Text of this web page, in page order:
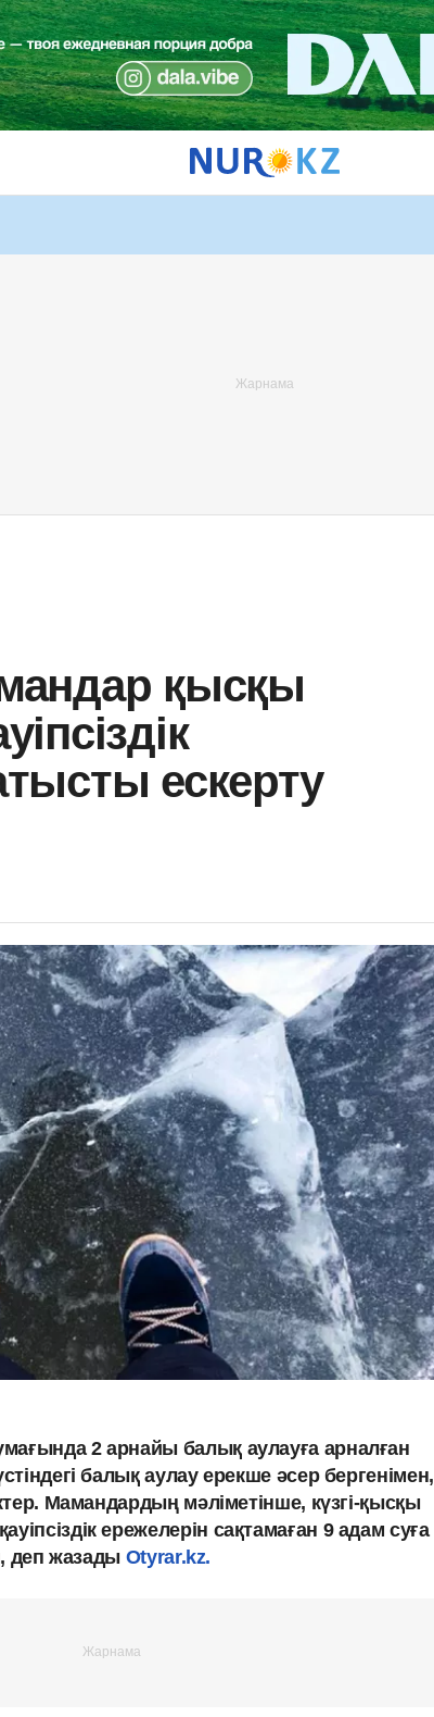
қысқы
ескерту
2 арнайы балық аулауға арналған
балық аулау ерекше әсер бергенімен,
Мамандардың мәліметінше, күзгі-қысқы
ережелерін сақтамаған 9 адам суға
деп жазады Otyrar.kz.